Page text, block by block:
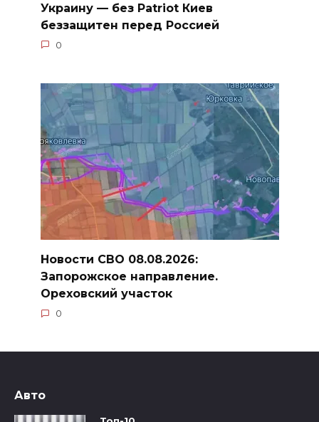
Украину — без Patriot Киев
беззащитен перед Россией
0
Новости СВО 08.08.2026:
Запорожское направление.
Ореховский участок
0
Авто